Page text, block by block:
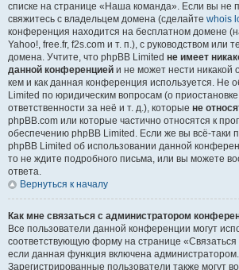
списке на странице «Наша команда». Если вы не
свяжитесь с владельцем домена (сделайте whois
конференция находится на бесплатном домене
Yahoo!, free.fr, f2s.com и т. п.), с руководством или
домена. Учтите, что phpBB Limited не имеет
данной конференцией и не может нести никакой
кем и как данная конференция используется. Не
Limited по юридическим вопросам (о
ответственности за неё и т. д.), которые не
phpBB.com или которые частично относятся к
обеспечению phpBB Limited. Если же вы всё-таки
phpBB Limited об использовании данной
то не ждите подробного письма, или вы можете
ответа.
Вернуться к началу
Как мне связаться с администратором
Все пользователи данной конференции могут
соответствующую форму на странице
если данная функция включена администратором.
Зарегистрированные пользователи также могут